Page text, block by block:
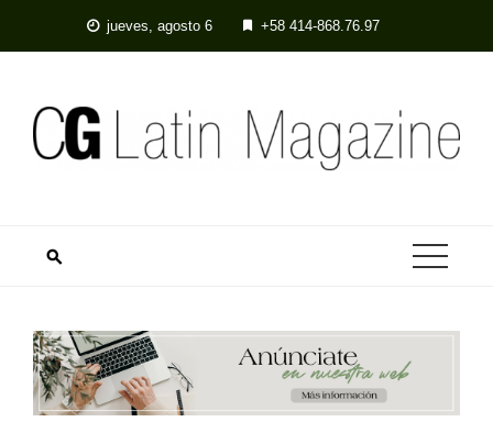
jueves, agosto 6 +58 414-868.76.97